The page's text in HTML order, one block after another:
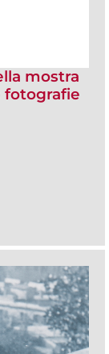
mostra
fotografie